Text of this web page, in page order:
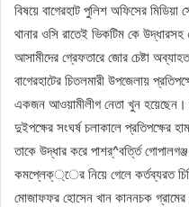
বিষয়ে বাগেরহাট পুলিশ অফিসের
থানার ওসি রাতেই ভিকটিম কে
আসামীদের গ্রেফতারে জোর চেষ্টা
বাগেরহাটের চিতলমারী উপজেলায়
একজন আওয়ামীলীগ নেতা খুন হয়েছেন।
দুইপক্ষের সংঘর্ষ চলাকালে
তাকে উদ্ধার করে পাশর্^বর্ত্তি
কমপ্লেক্্ের নিয়ে গেলে কর্তব্যরত
মোজাফফর হোসেন খান কাননচক গ্রামের